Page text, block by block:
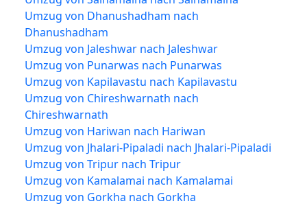
Umzug von Dhanushadham nach
Dhanushadham
Umzug von Jaleshwar nach Jaleshwar
Umzug von Punarwas nach Punarwas
Umzug von Kapilavastu nach Kapilavastu
Umzug von Chireshwarnath nach
Chireshwarnath
Umzug von Hariwan nach Hariwan
Umzug von Jhalari-Pipaladi nach Jhalari-Pipaladi
Umzug von Tripur nach Tripur
Umzug von Kamalamai nach Kamalamai
Umzug von Gorkha nach Gorkha